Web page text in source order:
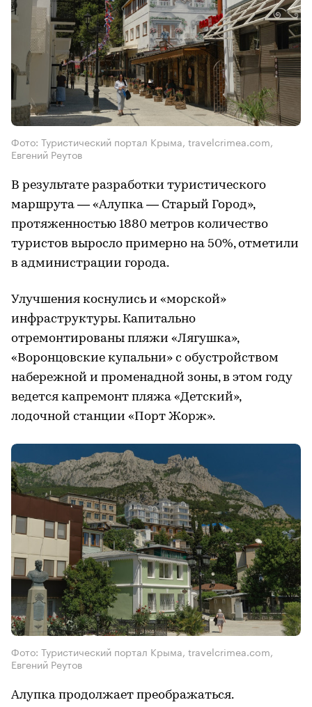
Фото: Туристический портал Крыма, travelcrimea.com,
Евгений Реутов
В результате разработки туристического
маршрута — «Алупка — Старый Город»,
протяженностью 1880 метров количество
туристов выросло примерно на 50%, отметили
в администрации города.
Улучшения коснулись и «морской»
инфраструктуры. Капитально
отремонтированы пляжи «Лягушка»,
«Воронцовские купальни» с обустройством
набережной и променадной зоны, в этом году
ведется капремонт пляжа «Детский»,
лодочной станции «Порт Жорж».
Фото: Туристический портал Крыма, travelcrimea.com,
Евгений Реутов
Алупка продолжает преображаться.